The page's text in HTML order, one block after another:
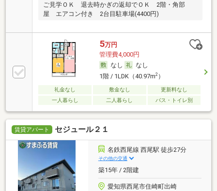
ご見学ＯＫ 退去時かぎの返却でＯＫ 2階・角部
屋 エアコン付き 2台目駐車場(4400円)
5万円
管理費4,000円
なし
なし
1階 / 1LDK（40.97m2）
礼金なし 敷金なし
更新料なし
一人暮らし
二人暮らし バス・トイレ別
賃貸アパート セジュール２１
名鉄西尾線 西尾駅 徒歩27分
その他の交通
築15年 / 2階建
愛知県西尾市住崎町出崎